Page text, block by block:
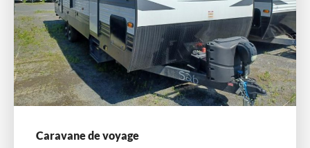
Caravane de voyage